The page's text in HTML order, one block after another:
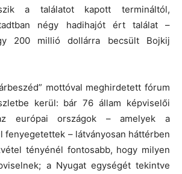
a találatot kapott termináltól,
négy hadihajót ért találat –
200 millió dollárra becsült Bojkij
mottóval meghirdetett fórum
kerül: bár 76 állam képviselői
európai országok – amelyek a
fenyegetettek – látványosan háttérben
tényénél fontosabb, hogy milyen
a Nyugat egységét tekintve